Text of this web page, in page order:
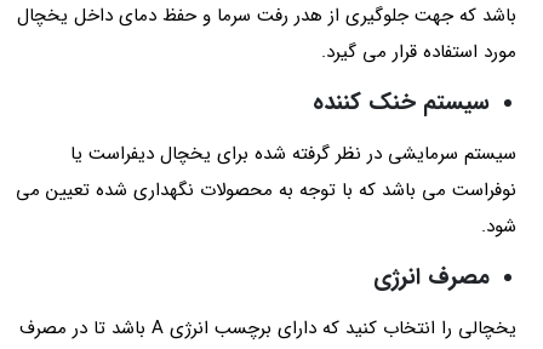
باشد که جهت جلوگیری از هدر رفت سرما و حفظ دمای داخل یخچال
مورد استفاده قرار می گیرد.
سیستم خنک کننده
سیستم سرمایشی در نظر گرفته شده برای یخچال دیفراست یا
نوفراست می باشد که با توجه به محصولات نگهداری شده تعیین می
شود.
مصرف انرژی
یخچالی را انتخاب کنید که دارای برچسب انرژی A باشد تا در مصرف